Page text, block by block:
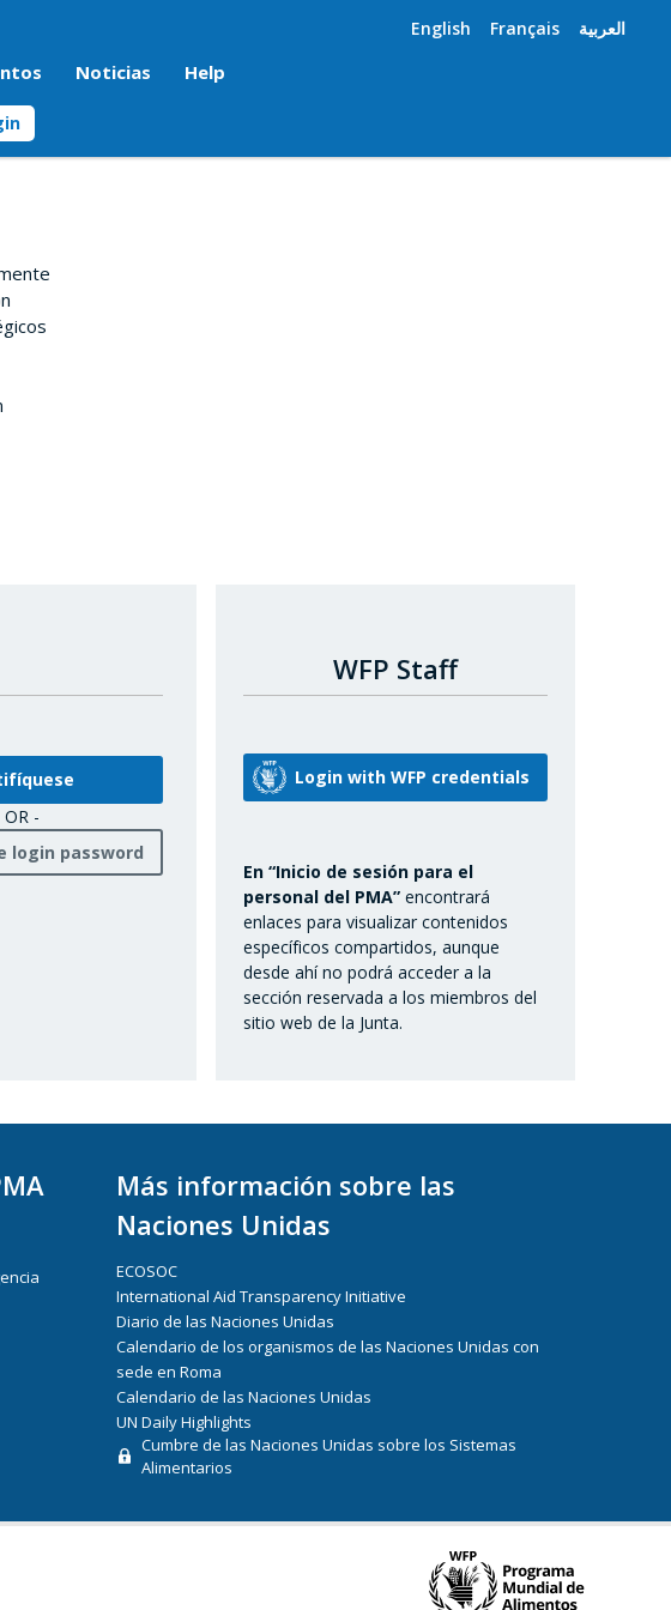
English Français العربية
Noticias Help
WFP Staff
En “Inicio de sesión para el
personal del PMA” encontrará
enlaces para visualizar contenidos
específicos compartidos, aunque
desde ahí no podrá acceder a la
sección reservada a los miembros del
sitio web de la Junta.
OR -
login password
Más información sobre las
Naciones Unidas
ECOSOC
International Aid Transparency Initiative
Diario de las Naciones Unidas
Calendario de los organismos de las Naciones Unidas con
sede en Roma
Calendario de las Naciones Unidas
UN Daily Highlights
Cumbre de las Naciones Unidas sobre los Sistemas
Alimentarios